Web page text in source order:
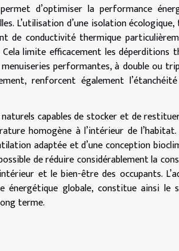
d’optimiser la performance
L’utilisation d’une isolation écologique,
de conductivité thermique
limite efficacement les déperditions
performantes, à double ou
renforcent également
capables de stocker et de
homogène à l’intérieur de l’habitat.
adaptée et d’une conception
de réduire considérablement la
et le bien-être des occupants.
globale, constitue ainsi le
terme.